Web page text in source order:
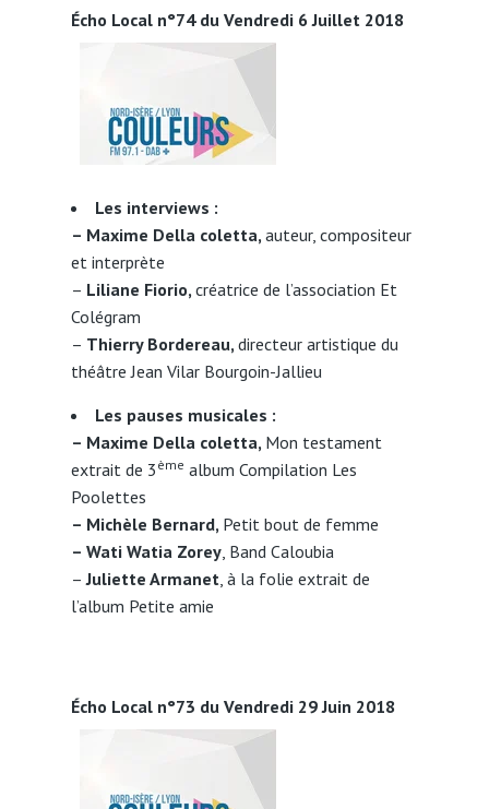
Écho Local n°74 du Vendredi 6 Juillet 2018
Les interviews :
– Maxime Della coletta, auteur, compositeur
et interprète
– Liliane Fiorio, créatrice de l’association Et
Colégram
– Thierry Bordereau, directeur artistique du
théâtre Jean Vilar Bourgoin-Jallieu
Les pauses musicales :
– Maxime Della coletta, Mon testament
extrait de 3 ème album Compilation Les
Poolettes
– Michèle Bernard, Petit bout de femme
– Wati Watia Zorey, Band Caloubia
–Juliette Armanet , à la folie extrait de
l’album Petite amie
Écho Local n°73 du Vendredi 29 Juin 2018